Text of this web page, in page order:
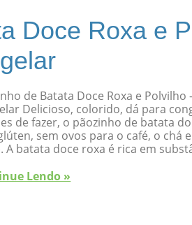
Doce Roxa e
de Batata Doce Roxa e Polvilho
Delicioso, colorido, dá para
de fazer, o pãozinho de batata
sem ovos para o café, o chá
A batata doce roxa é rica em
Lendo »